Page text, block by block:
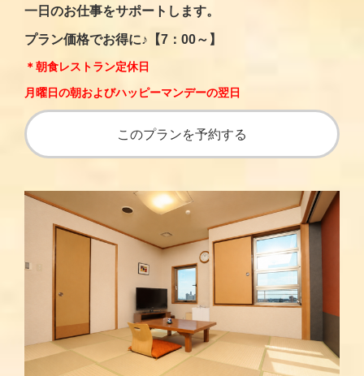
一日のお仕事をサポートします。
プラン価格でお得に♪【7：00～】
＊朝食レストラン定休日
月曜日の朝およびハッピーマンデーの翌日
このプランを予約する